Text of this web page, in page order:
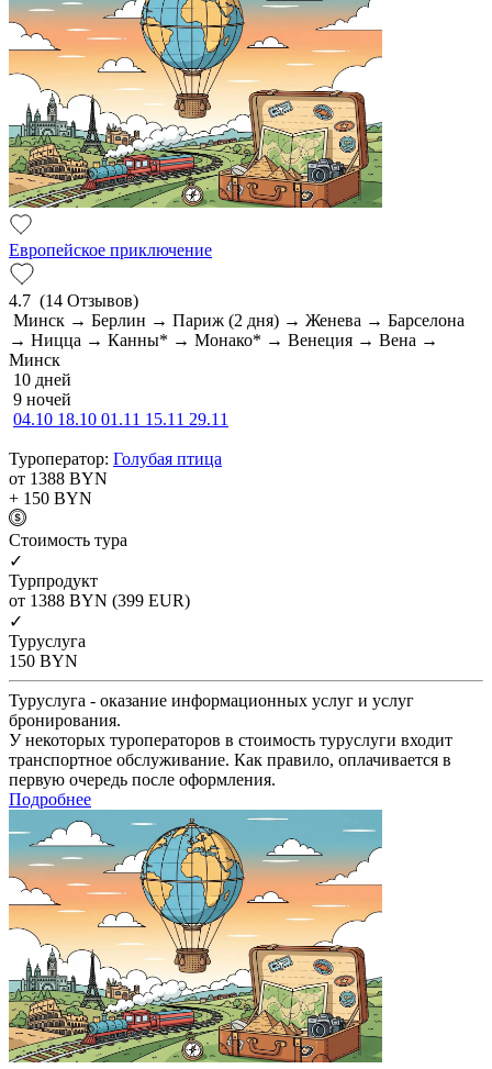
Европейское приключение
4.7 (14 Отзывов)
Минск → Берлин → Париж (2 дня) → Женева → Барселона
→ Ницца → Канны* → Монако* → Венеция → Вена →
Минск
10 дней
9 ночей
04.10 18.10 01.11 15.11 29.11
Туроператор: Голубая птица
от 1388 BYN
+ 150 BYN
Cтоимость тура
✓
Турпродукт
от 1388 BYN (399 EUR)
✓
Туруслуга
150 BYN
Туруслуга - оказание информационных услуг и услуг
бронирования.
У некоторых туроператоров в стоимость туруслуги входит
транспортное обслуживание. Как правило, оплачивается в
первую очередь после оформления.
Подробнее